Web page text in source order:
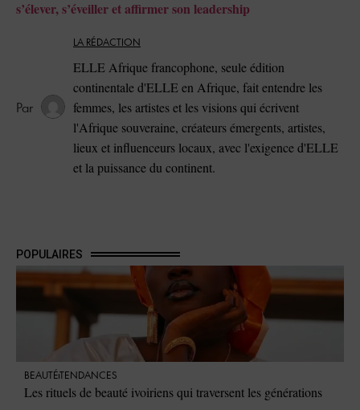
s’élever, s’éveiller et affirmer son leadership
LA RÉDACTION
ELLE Afrique francophone, seule édition
continentale d'ELLE en Afrique, fait entendre les
femmes, les artistes et les visions qui écrivent
l'Afrique souveraine, créateurs émergents, artistes,
lieux et influenceurs locaux, avec l'exigence d'ELLE
et la puissance du continent.
POPULAIRES
BEAUTÉ TENDANCES
Les rituels de beauté ivoiriens qui traversent les générations